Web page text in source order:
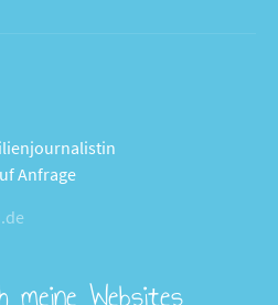
Anfrage
meine Websites